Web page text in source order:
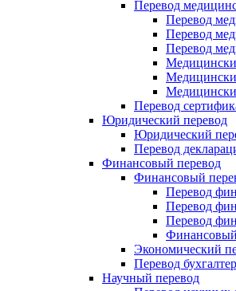
Перевод
Перевод
Перевод
Перевод
Перевод
Юридический перевод
Юридический
Перевод
Финансовый перевод
Финансовый
Перевод
Перевод
Перевод
Финансовый
Экономический
Перевод
Научный перевод